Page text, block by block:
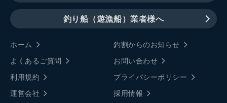
釣り船（遊漁船）業者様へ
ホーム
釣割からのお知らせ
よくあるご質問
お問い合わせ
利用規約
プライバシーポリシー
運営会社
採用情報